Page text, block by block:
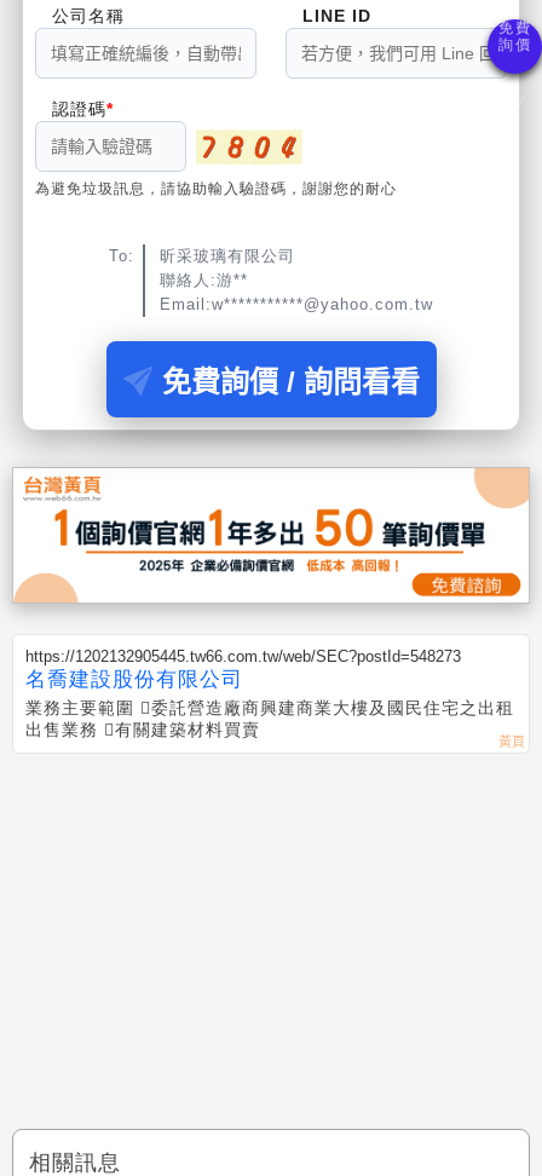
公司名稱 LINE ID
認證碼
為避免垃圾訊息，請協助輸入驗證碼，謝謝您的耐心
To:
昕采玻璃有限公司
聯絡人:游**
Email:w***********@yahoo.com.tw
免費詢價 / 詢問看看
https://1202132905445.tw66.com.tw/web/SEC?postId=548273
名喬建設股份有限公司
業務主要範圍 委託營造廠商興建商業大樓及國民住宅之出租
出售業務 有關建築材料買賣
相關訊息